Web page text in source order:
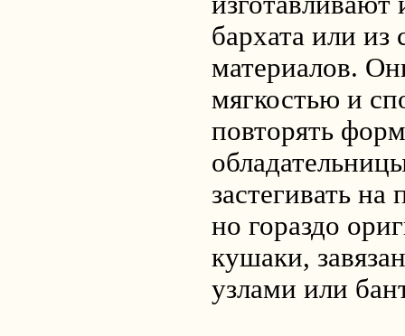
бархата или из
материалов.
мягкостью и
повторять
застегивать
но гораздо
кушаки,
узлами или